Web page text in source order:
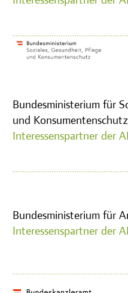
Bundesministerium für
und Konsumentenschutz
Interessenspartner der
Bundesministerium für
Interessenspartner der